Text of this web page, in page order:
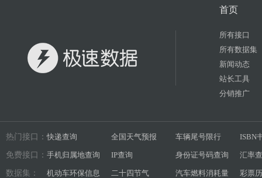
首页
所有接口
所有数据集
新闻动态
站长工具
分销推广
热门接口： 快递查询 全国天气预报 车辆尾号限行 ISBN
免费接口： 手机归属地查询 IP查询 身份证号码查询 汇率
数据集： 机动车环保信息 二十四节气 汽车燃料消耗量 彩票